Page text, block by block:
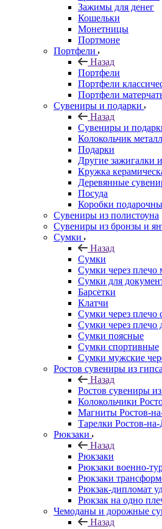
Зажимы для денег
Кошельки
Монетницы
Портмоне
Портфели
Назад
Портфели
Портфели
Портфели
Сувениры и подарки
Назад
Сувениры и
Колокольчик
Подарки
Другие зажигалки
Кружка
Деревянные
Посуда
Коробки
Сувениры из полистоуна
Сувениры из бронзы и
Сумки
Назад
Сумки
Сумки через плечо
Сумки для
Барсетки
Клатчи
Сумки через плечо
Сумки через плечо
Сумки поясные
Сумки спортивные
Сумки мужские
Ростов сувениры из
Назад
Ростов сувениры
Колокольчики
Магниты Ростов-
Тарелки Ростов-
Рюкзаки
Назад
Рюкзаки
Рюкзаки военно-
Рюкзаки
Рюкзак-дипломат
Рюкзак на одно
Чемоданы и дорожные
Назад